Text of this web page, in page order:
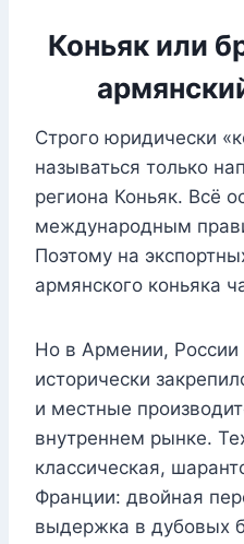
Коньяк или
Строго юридически
называться только
региона Коньяк. Всё
международным
Поэтому на
армянского коньяка
Но в Армении, России
исторически
и местные
внутреннем рынке.
классическая,
Франции: двойная
выдержка в дубовых